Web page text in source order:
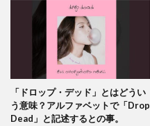
「ドロップ・デッド」とはどうい
う意味？アルファベットで「Drop
Dead」と記述するとの事。